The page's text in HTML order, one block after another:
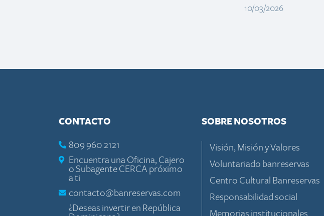
10/03/2026
CONTACTO
809 960 2121
Encuentra una Oficina, Cajero
o Subagente CERCA próximo
a ti
contacto@banreservas.com
¿Deseas invertir en República
SOBRE NOSOTROS
Visión, Misión y Valores
Voluntariado banreservas
Centro Cultural Banreservas
Responsabilidad social